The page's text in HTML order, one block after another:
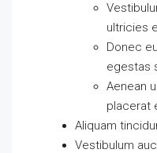
ultricies
Donec
egestas
Aenean
placerat
Aliquam
Vestibulum